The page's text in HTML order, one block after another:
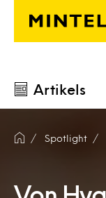
Skip to main
Artikels
Spotlight
Von